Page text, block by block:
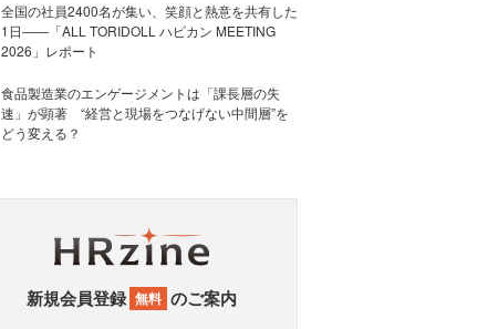
全国の社員2400名が集い、笑顔と熱意を共有した
1日――「ALL TORIDOLL ハピカン MEETING
2026」レポート
食品製造業のエンゲージメントは「課長層の失
速」が顕著 “経営と現場をつなげない中間層”を
どう変える？
新規会員登録 無料 のご案内